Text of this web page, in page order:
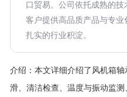
口贸易。公司依托成熟的
客户提供高品质产品与专
扎实的行业积淀。
介绍： 本文详细介绍了风机箱
滑、清洁检查、温度与振动监